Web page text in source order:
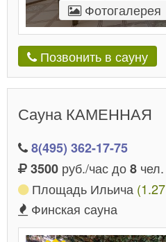
Фотогалерея
Позвонить в сауну
Сауна КАМЕННАЯ
8(495) 362-17-75
3500 руб./час до8 чел.
Площадь Ильича
Финская сауна